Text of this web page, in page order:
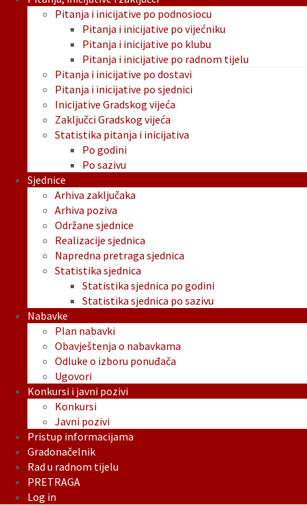
Pitanja i inicijative po podnosiocu
Pitanja i inicijative po vijećniku
Pitanja i inicijative po klubu
Pitanja i inicijative po radnom tijelu
Pitanja i inicijative po dostavi
Pitanja i inicijative po sjednici
Inicijative Gradskog vijeća
Zaključci Gradskog vijeća
Statistika pitanja i inicijativa
Po godini
Po sazivu
Sjednice
Arhiva zaključaka
Arhiva poziva
Održane sjednice
Realizacije sjednica
Napredna pretraga sjednica
Statistika sjednica
Statistika sjednica po godini
Statistika sjednica po sazivu
Nabavke
Plan nabavki
Obavještenja o nabavkama
Odluke o izboru ponuđača
Ugovori
Konkursi i javni pozivi
Konkursi
Javni pozivi
Pristup informacijama
Gradonačelnik
Rad u radnom tijelu
PRETRAGA
Log in